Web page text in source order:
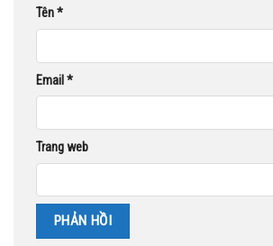
Tên*
Email *
Trang web